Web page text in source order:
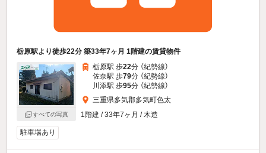
栃原駅より徒歩22分 築33年7ヶ月 1階建の賃貸物件
すべての写真
栃原駅 歩22分 （紀勢線）
佐奈駅 歩79分 （紀勢線）
川添駅 歩95分 （紀勢線）
三重県多気郡多気町色太
1階建 / 33年7ヶ月 / 木造
駐車場あり